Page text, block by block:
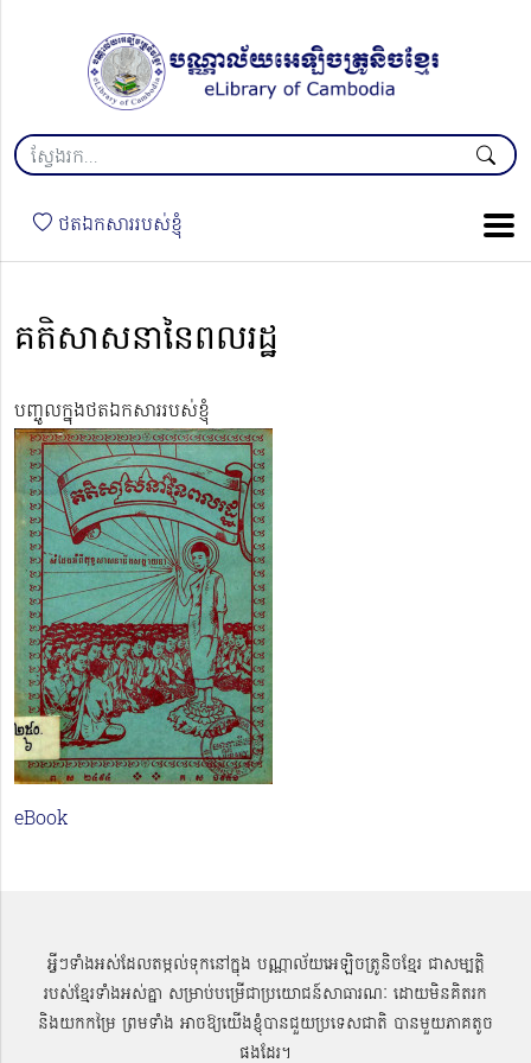
ថតឯកសាររបស់ខ្ញុំ
គតិសាសនានៃពលរដ្ឋ
បញ្ចូលក្នុងថតឯកសាររបស់ខ្ញុំ
eBook
អ្វីៗទាំងអស់ដែលតម្កល់ទុកនៅក្នុង បណ្ណាល័យអេឡិចត្រូនិចខ្មែរ ជាសម្បតិ្ត
របស់ខ្មែរទាំងអស់គ្នា សម្រាប់បម្រើជាប្រយោជន៍សាធារណៈ ដោយមិនគិតរក
និងយកកម្រៃ ព្រមទាំង អាចឱ្យយើងខ្ញុំបានជួយប្រទេសជាតិ បានមួយភាគតូច
ផងដែរ។